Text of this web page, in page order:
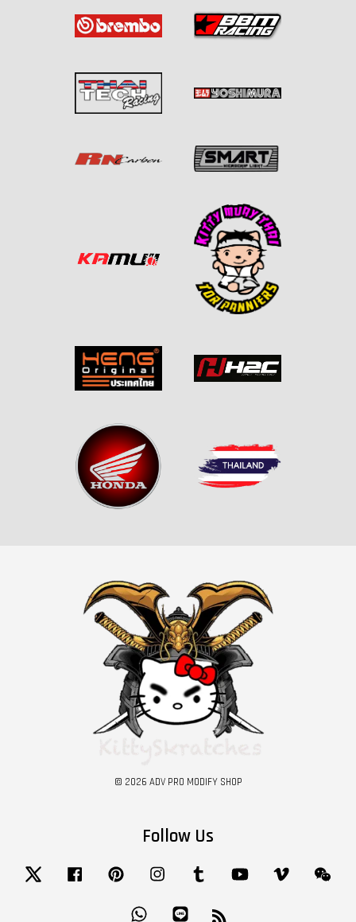
© 2026 ADV PRO MODIFY SHOP
Follow Us
Twitter Facebook Pinterest Instagram Tumblr YouTube Vimeo
Whatsapp